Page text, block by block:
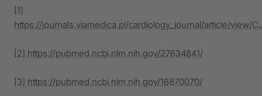
[1]
https://journals.viamedica.pl/cardiology_journal/article/view/
[2] https://pubmed.ncbi.nlm.nih.gov/27634841/
[3] https://pubmed.ncbi.nlm.nih.gov/16870070/